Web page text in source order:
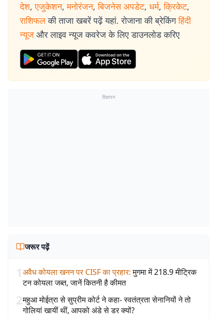
देश, एजुकेशन, मनोरंजन, बिजनेस अपडेट, धर्म, क्रिकेट,
राशिफल की ताजा खबरें पढ़ें यहां. रोजाना की ब्रेकिंग हिंदी
न्यूज और लाइव न्यूज कवरेज के लिए डाउनलोड करिए
विज्ञापन
जरूर पढ़ें
1अवैध कोयला खनन पर CISF का प्रहार: मुगमा में 218.9 मीट्रिक
टन कोयला जब्त, जानें कितनी है कीमत
2महुआ मोईत्रा से सुप्रीम कोर्ट ने कहा- स्वतंत्रता सेनानियों ने तो
गोलियां खायीं थीं, आपको अंडे से डर क्यों?